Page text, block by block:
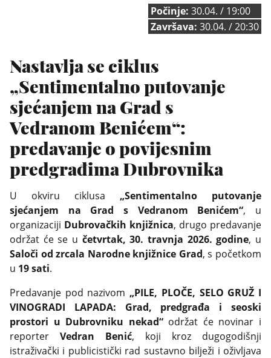
Počinje: 30.04. / 19:00
Završava: 30.04. / 20:30
Nastavlja se ciklus
„Sentimentalno putovanje
sjećanjem na Grad s
Vedranom Benićem“:
predavanje o povijesnim
predgrađima Dubrovnika
U okviru ciklusa „Sentimentalno putovanje
sjećanjem na Grad s Vedranom Benićem“, u
organizaciji Dubrovačkih knjižnica, drugo predavanje
održat će se u četvrtak, 30. travnja 2026. godine, u
Saloči od zrcala Narodne knjižnice Grad, s početkom
u 19 sati.
Predavanje pod nazivom „PILE, PLOČE, SELO GRUŽ I
VINOGRADI LAPADA: Grad, predgrađa i seoski
prostori u Dubrovniku nekad“održat će novinar i
reporter Vedran Benić, koji kroz dugogodišnji
istraživački i publicistički rad sustavno bilježi i oživljava